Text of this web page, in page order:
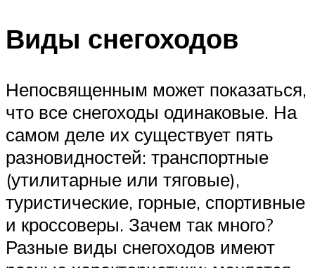
Виды снегоходов
Непосвященным может показаться,
что все снегоходы одинаковые. На
самом деле их существует пять
разновидностей: транспортные
(утилитарные или тяговые),
туристические, горные, спортивные
и кроссоверы. Зачем так много?
Разные виды снегоходов имеют